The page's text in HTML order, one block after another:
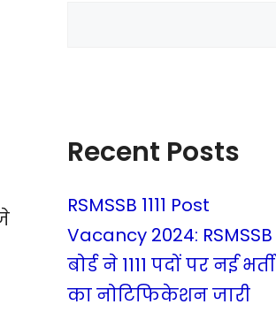
Recent Posts
RSMSSB 1111 Post
Vacancy 2024: RSMSSB
बोर्ड ने 1111 पदों पर नई भर्ती
का नोटिफिकेशन जारी